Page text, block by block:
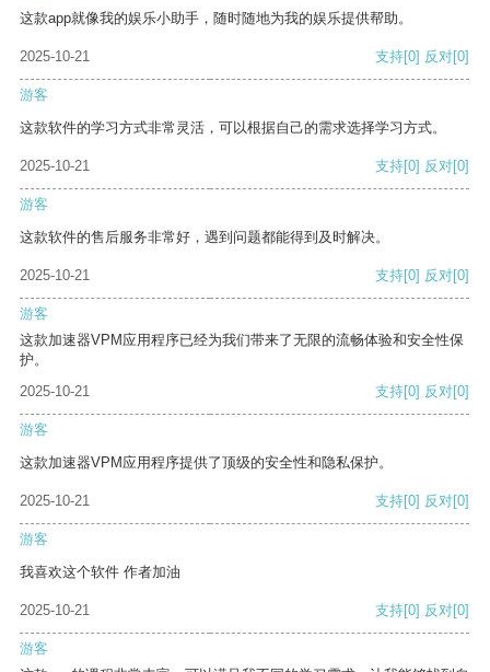
这款app就像我的娱乐小助手，随时随地为我的娱乐提供帮助。
2025-10-21 支持[0] 反对[0]
游客
这款软件的学习方式非常灵活，可以根据自己的需求选择学习方式。
2025-10-21 支持[0] 反对[0]
游客
这款软件的售后服务非常好，遇到问题都能得到及时解决。
2025-10-21 支持[0] 反对[0]
游客
这款加速器VPM应用程序已经为我们带来了无限的流畅体验和安全性保
护。
2025-10-21
支持[0] 反对[0]
游客
这款加速器VPM应用程序提供了顶级的安全性和隐私保护。
2025-10-21 支持[0] 反对[0]
游客
我喜欢这个软件 作者加油
2025-10-21 支持[0] 反对[0]
游客